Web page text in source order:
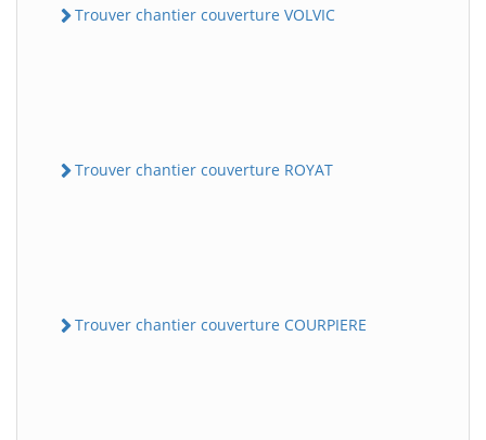
Trouver chantier couverture VOLVIC
Trouver chantier couverture ROYAT
Trouver chantier couverture COURPIERE